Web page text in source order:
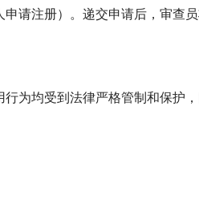
请注册）。递交申请后，审查
为均受到法律严格管制和保护